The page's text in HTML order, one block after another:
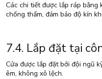
Các chi tiết được lắp ráp bằng
chống thấm, đảm bảo độ kín
7.4. Lắp đặt tại
Cửa được lắp đặt bởi đội ngũ
êm, không xô lệch.